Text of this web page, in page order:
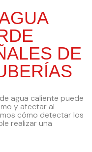
DE
agua caliente puede
y afectar al
cómo detectar los
realizar una